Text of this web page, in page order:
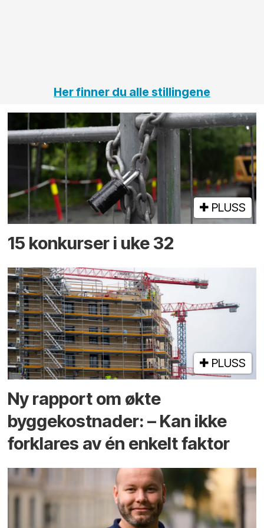
Her finner du alle stillingene
PLUSS
15 konkurser i uke 32
PLUSS
Ny rapport om økte
byggekostnader: – Kan ikke
forklares av én enkelt faktor